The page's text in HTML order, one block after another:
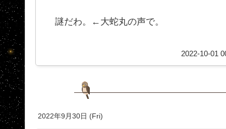
謎だわ。←大蛇丸の声で。
2022-10-01
2022年9月30日 (Fri)